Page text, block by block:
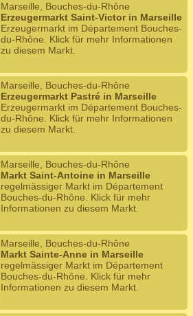
Marseille, Bouches-du-Rhône
Erzeugermarkt Saint-Victor in Marseille
Erzeugermarkt im Département Bouches-
du-Rhône. Klick für mehr Informationen
zu diesem Markt.
Marseille, Bouches-du-Rhône
Erzeugermarkt Pastré in Marseille
Erzeugermarkt im Département Bouches-
du-Rhône. Klick für mehr Informationen
zu diesem Markt.
Marseille, Bouches-du-Rhône
Markt Saint-Antoine in Marseille
regelmässiger Markt im Département
Bouches-du-Rhône. Klick für mehr
Informationen zu diesem Markt.
Marseille, Bouches-du-Rhône
Markt Sainte-Anne in Marseille
regelmässiger Markt im Département
Bouches-du-Rhône. Klick für mehr
Informationen zu diesem Markt.